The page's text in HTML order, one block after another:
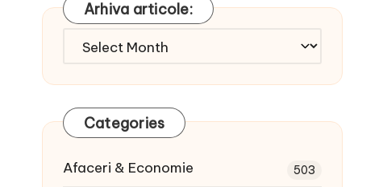
Arhiva articole:
Arhiva
Categories
Afaceri & Economie 503